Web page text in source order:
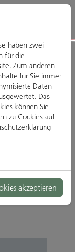
haben zwei
für die
Zum anderen
für Sie immer
Daten
Das
können Sie
zu Cookies auf
akzeptieren